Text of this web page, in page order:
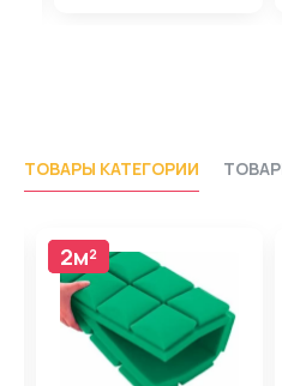
ТОВАРЫ КАТЕГОРИИ
2м²
2м²